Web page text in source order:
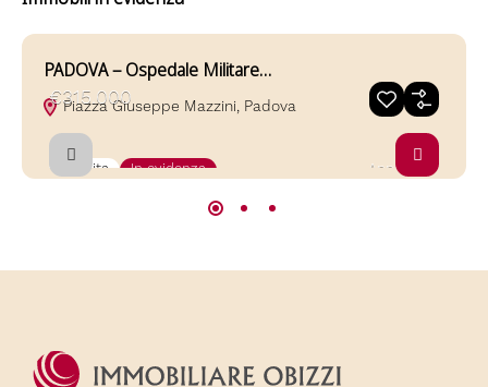
PADOVA – Ospedale Militare…
Piazza Giuseppe Mazzini, Padova
Vendita In evidenza Anno 2025
€315.000